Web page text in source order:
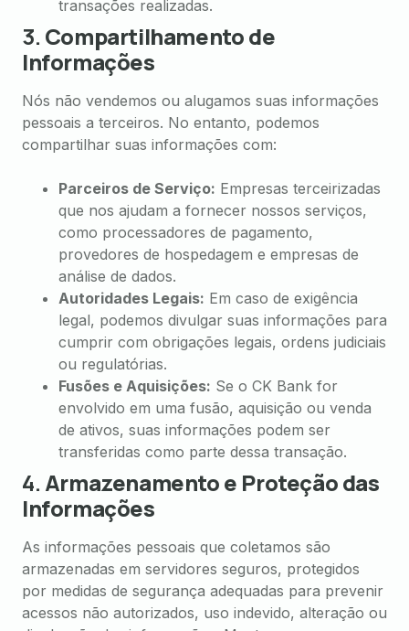
transações realizadas.
3. Compartilhamento de
Informações
Nós não vendemos ou alugamos suas informações
pessoais a terceiros. No entanto, podemos
compartilhar suas informações com:
Parceiros de Serviço: Empresas terceirizadas
que nos ajudam a fornecer nossos serviços,
como processadores de pagamento,
provedores de hospedagem e empresas de
análise de dados.
Autoridades Legais: Em caso de exigência
legal, podemos divulgar suas informações para
cumprir com obrigações legais, ordens judiciais
ou regulatórias.
Fusões e Aquisições: Se o CK Bank for
envolvido em uma fusão, aquisição ou venda
de ativos, suas informações podem ser
transferidas como parte dessa transação.
4. Armazenamento e Proteção das
Informações
As informações pessoais que coletamos são
armazenadas em servidores seguros, protegidos
por medidas de segurança adequadas para prevenir
acessos não autorizados, uso indevido, alteração ou